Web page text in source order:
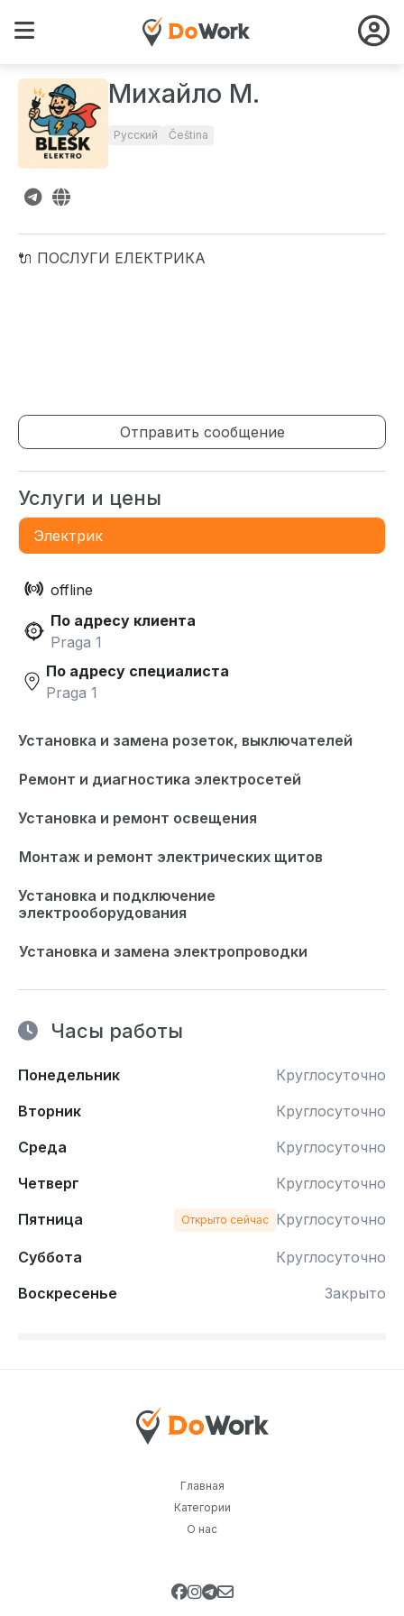
Михайло М.
Русский Čeština
🔌 ПОСЛУГИ ЕЛЕКТРИКА
Отправить сообщение
Услуги и цены
Электрик
offline
По адресу клиента
Praga 1
По адресу специалиста
Praga 1
Установка и замена розеток, выключателей
Ремонт и диагностика электросетей
Установка и ремонт освещения
Монтаж и ремонт электрических щитов
Установка и подключение
электрооборудования
Установка и замена электропроводки
Часы работы
Понедельник
Круглосуточно
Вторник
Круглосуточно
Среда
Круглосуточно
Четверг
Круглосуточно
Пятница
Открыто сейчас Круглосуточно
Суббота
Круглосуточно
Воскресенье
Закрыто
Главная
Категории
О нас